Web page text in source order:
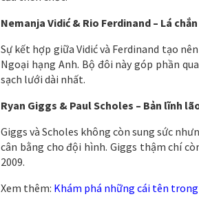
Nemanja Vidić & Rio Ferdinand – Lá
Sự kết hợp giữa Vidić và Ferdinand tạo
Ngoại hạng Anh. Bộ đôi này góp phần
sạch lưới dài nhất.
Ryan Giggs & Paul Scholes – Bản lĩnh
Giggs và Scholes không còn sung sức
cân bằng cho đội hình. Giggs thậm chí
2009.
Xem thêm: Khám phá những cái tên